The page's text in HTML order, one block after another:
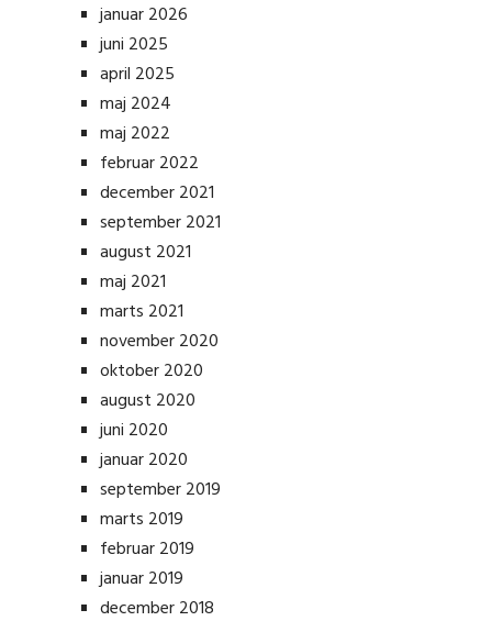
januar 2026
juni 2025
april 2025
maj 2024
maj 2022
februar 2022
december 2021
september 2021
august 2021
maj 2021
marts 2021
november 2020
oktober 2020
august 2020
juni 2020
januar 2020
september 2019
marts 2019
februar 2019
januar 2019
december 2018